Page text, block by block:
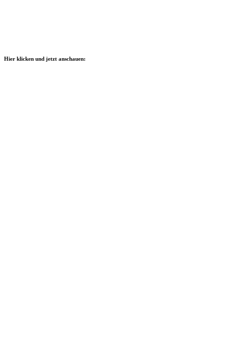
Hier klicken und jetzt anschauen: